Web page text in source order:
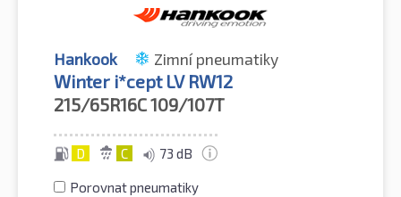
Hankook Zimní pneumatiky
Winter i*cept LV RW12
215/65R16C109/107T
D C 73 dB
Porovnat pneumatiky